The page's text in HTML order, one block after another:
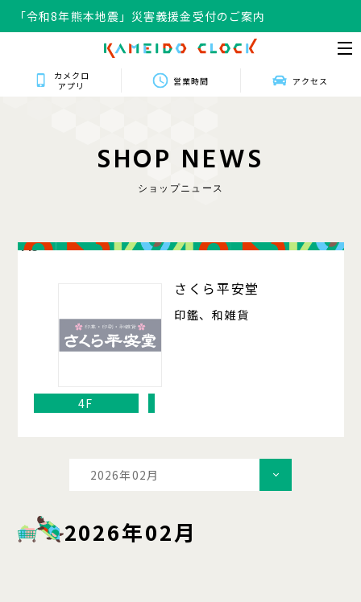
「令和8年熊本地震」災害義援金受付のご案内
カメクロ
アプリ
営業時間 アクセス
SHOP NEWS
ショップニュース
415
さくら平安堂
印鑑、和雑貨
4F
2026年02月
2026年02月